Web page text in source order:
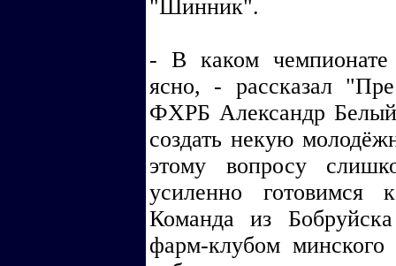
"Шинник".
- В каком
ясно, - рассказал
ФХРБ Александр
создать некую
этому вопросу
усиленно
Команда из
фарм-клубом